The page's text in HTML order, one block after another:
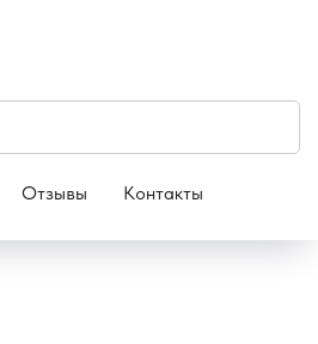
Отзывы Контакты